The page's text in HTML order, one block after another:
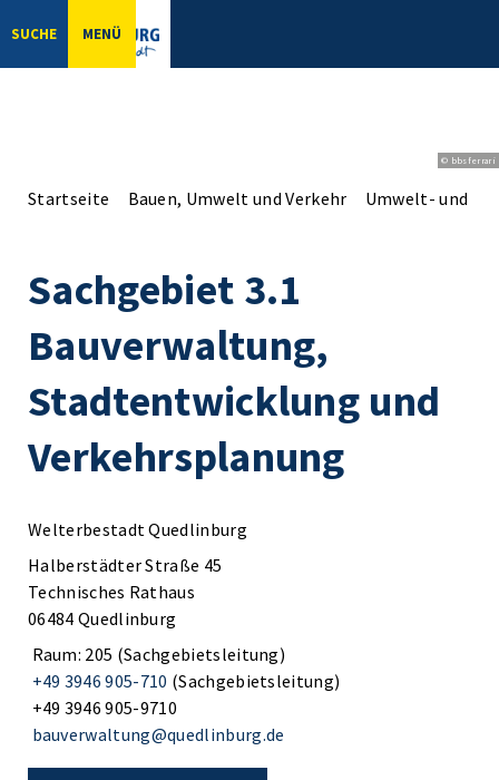
SUCHE MENÜ
© bbsferrari
Startseite Bauen, Umwelt und Verkehr Umwelt- und
Sachgebiet 3.1
Bauverwaltung,
Stadtentwicklung und
Verkehrsplanung
Welterbestadt Quedlinburg
Halberstädter Straße 45
Technisches Rathaus
06484 Quedlinburg
Raum: 205 (Sachgebietsleitung)
+49 3946 905-710 (Sachgebietsleitung)
+49 3946 905-9710
bauverwaltung@quedlinburg.de